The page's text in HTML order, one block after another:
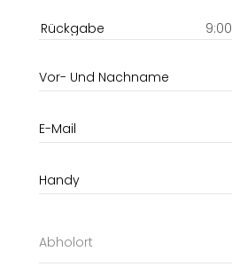
9:00
Abholort